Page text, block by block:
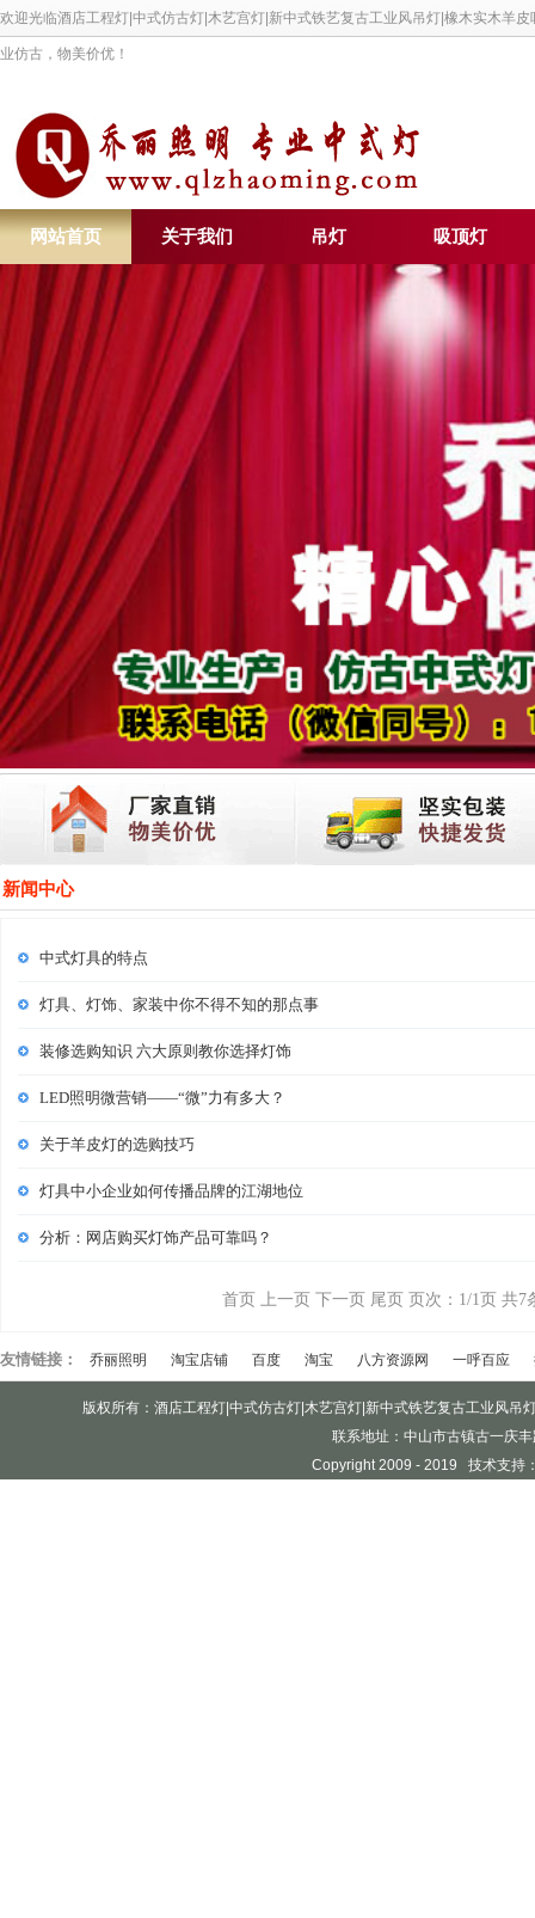
欢迎光临酒店工程灯|中式仿古灯|木艺宫灯|新中式铁艺复古工业风吊灯|橡木实木羊
业仿古，物美价优！
网站首页 关于我们 吊灯 吸顶灯
新闻中心
中式灯具的特点
灯具、灯饰、家装中你不得不知的那点事
装修选购知识 六大原则教你选择灯饰
LED照明微营销——“微”力有多大？
关于羊皮灯的选购技巧
灯具中小企业如何传播品牌的江湖地位
分析：网店购买灯饰产品可靠吗？
首页 上一页 下一页 尾页 页次：1/1页 共7
友情链接： 乔丽照明 淘宝店铺 百度 淘宝 八方资源网 一呼百应
版权所有：酒店工程灯|中式仿古灯|木艺宫灯|新中式铁艺复古工业风
联系地址：中山市古镇古一庆
Copyright 2009 - 2019 技术支持